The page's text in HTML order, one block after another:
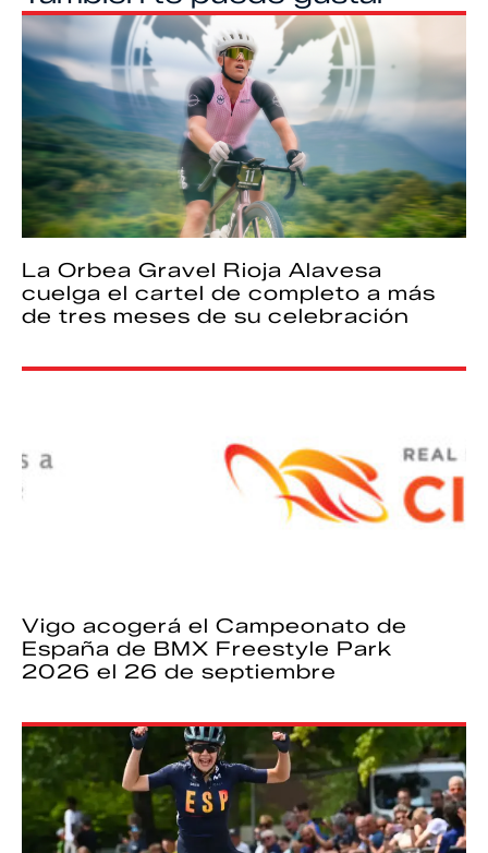
La Orbea Gravel Rioja Alavesa
cuelga el cartel de completo a más
de tres meses de su celebración
Vigo acogerá el Campeonato de
España de BMX Freestyle Park
2026 el 26 de septiembre